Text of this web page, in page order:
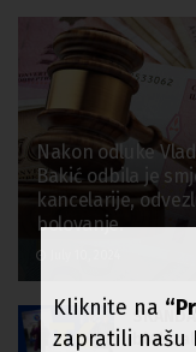
Nakon odluke
Bakić odbila je
kancelarije,
bolovanje.
Kliknite na
zapratili našu